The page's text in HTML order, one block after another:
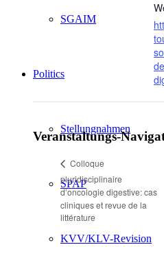
SGAIM
Politics
Stellungnahmen
SPAP
KVV/KLV-Revision
Veranstaltungs-
Colloque
pluridisciplinaire
d’oncologie digestive: cas
cliniques et revue de la
littérature